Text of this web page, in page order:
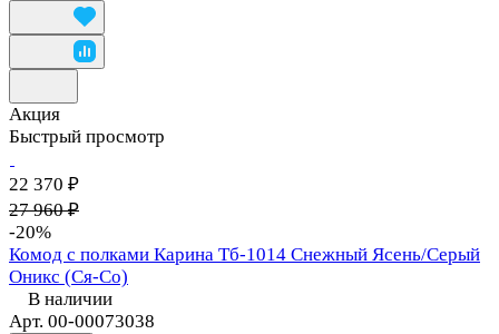
Акция
Быстрый просмотр
22 370 ₽
27 960 ₽
-20%
Комод с полками Карина Тб-1014 Снежный Ясень/Серый
Оникс (Ся-Со)
В наличии
Арт. 00-00073038